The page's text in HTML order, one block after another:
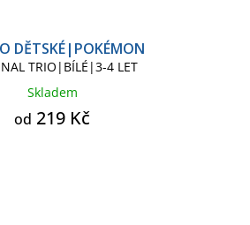
DĚTSKÉ|POKÉMON
TRIO|BÍLÉ|3-4 LET
Skladem
od 219 Kč